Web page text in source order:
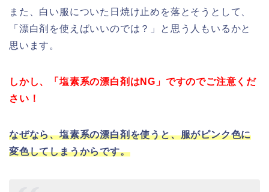
また、白い服についた日焼け止めを落とそうとして、
「漂白剤を使えばいいのでは？」と思う人もいるかと
思います。
しかし、「塩素系の漂白剤はNG」ですのでご注意くだ
さい！
なぜなら、塩素系の漂白剤を使うと、服がピンク色に
変色してしまうからです。